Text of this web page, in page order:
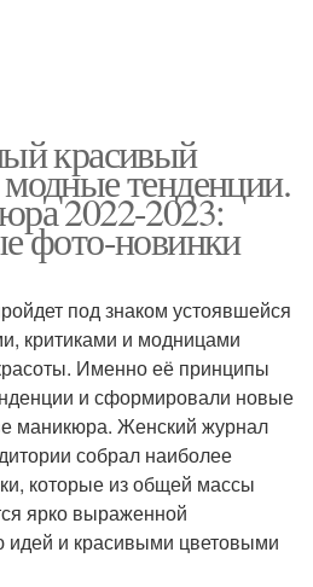
красивый
тенденции.
2022-2023:
фото-новинки
под знаком устоявшейся
критиками и модницами
Именно её принципы
и сформировали новые
маникюра. Женский журнал
собрал наиболее
которые из общей массы
ярко выраженной
идей и красивыми цветовыми